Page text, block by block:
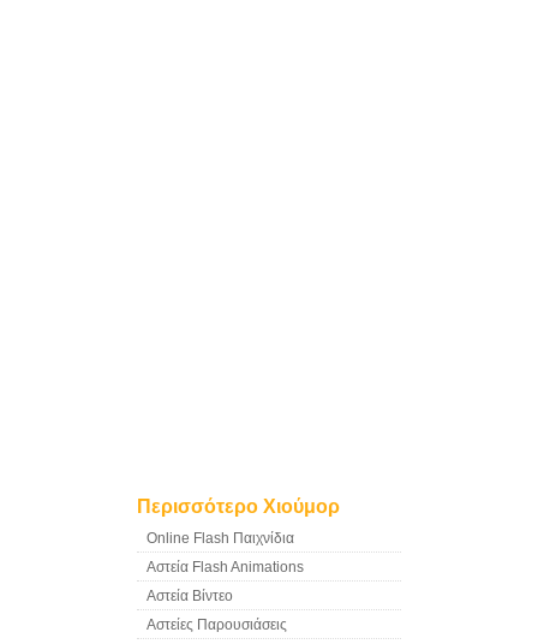
Περισσότερο Χιούμορ
Online Flash Παιχνίδια
Αστεία Flash Animations
Αστεία Βίντεο
Αστείες Παρουσιάσεις